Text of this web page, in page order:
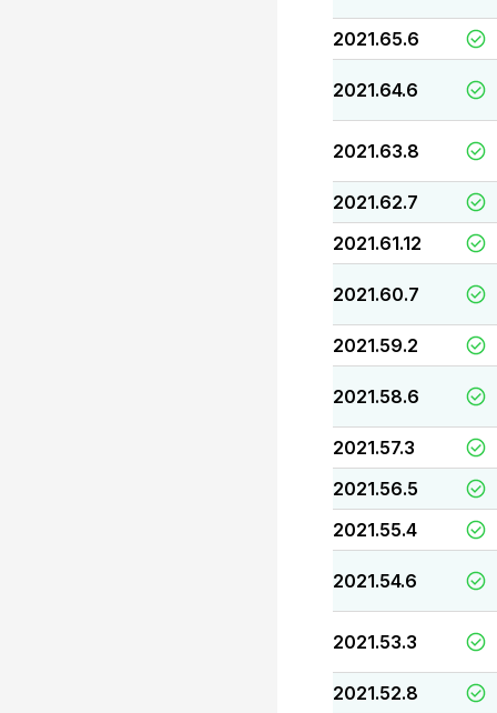
2021.65.6
2021.64.6
2021.63.8
2021.62.7
2021.61.12
2021.60.7
2021.59.2
2021.58.6
2021.57.3
2021.56.5
2021.55.4
2021.54.6
2021.53.3
2021.52.8